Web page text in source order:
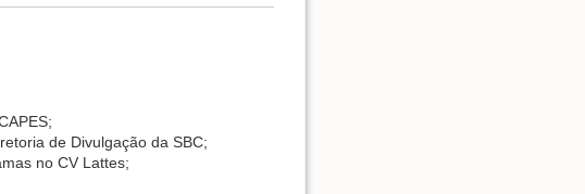
de Divulgação da SBC;
no CV Lattes;